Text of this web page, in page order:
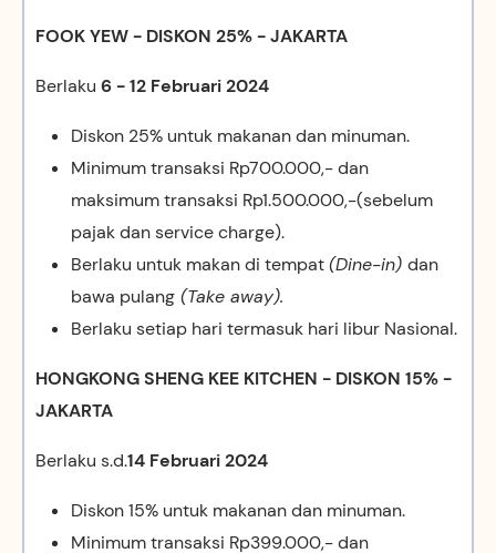
FOOK YEW - DISKON 25% - JAKARTA
Berlaku 6 -12 Februari 2024
Diskon 25% untuk makanan dan minuman.
Minimum transaksi Rp700.000,- dan
maksimum transaksi Rp1.500.000,-(sebelum
pajak dan service charge).
Berlaku untuk makan di tempat(Dine-in) dan
bawa pulang (Take away).
Berlaku setiap hari termasuk hari libur Nasional.
HONGKONG SHENG KEE KITCHEN - DISKON 15% -
JAKARTA
Berlaku s.d.14 Februari 2024
Diskon 15% untuk makanan dan minuman.
Minimum transaksi Rp399.000,- dan